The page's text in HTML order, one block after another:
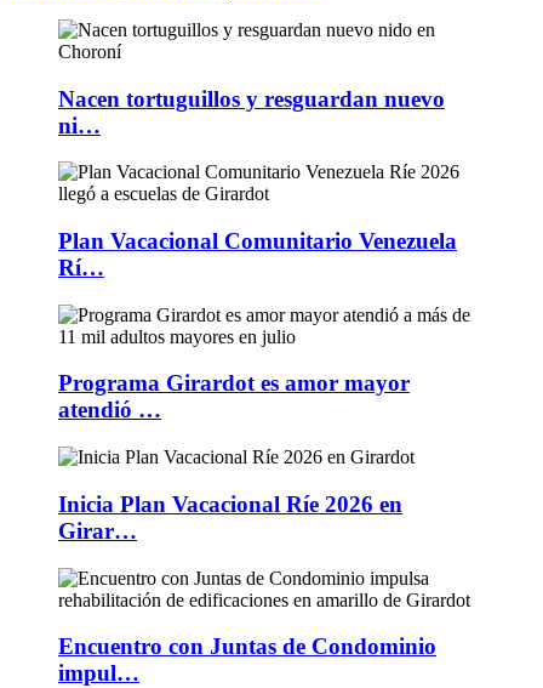
Nacen tortuguillos y resguardan nuevo
ni…
Plan Vacacional Comunitario Venezuela
Rí…
Programa Girardot es amor mayor
atendió …
Inicia Plan Vacacional Ríe 2026 en
Girar…
Encuentro con Juntas de Condominio
impul…